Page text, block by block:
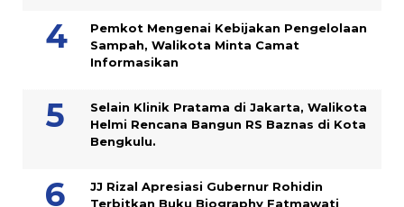
Pemkot Mengenai Kebijakan Pengelolaan
Sampah, Walikota Minta Camat
Informasikan
Selain Klinik Pratama di Jakarta, Walikota
Helmi Rencana Bangun RS Baznas di Kota
Bengkulu.
JJ Rizal Apresiasi Gubernur Rohidin
Terbitkan Buku Biography Fatmawati